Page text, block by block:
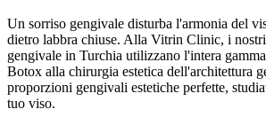
Un sorriso gengivale disturba l'armonia del
dietro labbra chiuse. Alla Vitrin Clinic, i
gengivale in Turchia utilizzano l'intera
Botox alla chirurgia estetica dell'architettura
proporzioni gengivali estetiche perfette,
tuo viso.